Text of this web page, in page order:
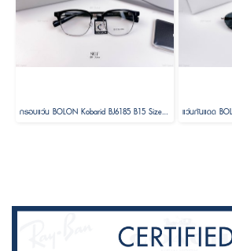
กรอบแว่น BOLON Kobarid BJ6185 B15 Size 52